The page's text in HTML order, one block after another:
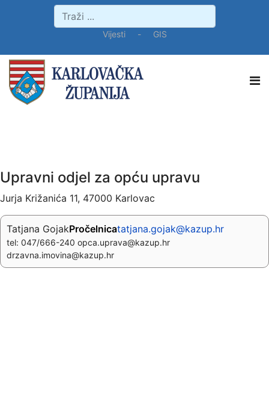
Vijesti- GIS
Upravni odjel za opću upravu
Jurja Križanića 11, 47000 Karlovac
Tatjana GojakPročelnicatatjana.gojak@kazup.hr
tel: 047/666-240 opca.uprava@kazup.hr
drzavna.imovina@kazup.hr